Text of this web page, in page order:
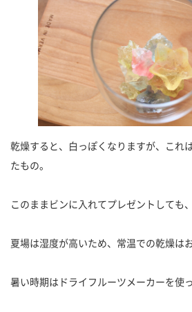
乾燥すると、白っぽくなりますが、これ
たもの。
このままビンに入れてプレゼントしても
夏場は湿度が高いため、常温での乾燥は
暑い時期はドライフルーツメーカーを使